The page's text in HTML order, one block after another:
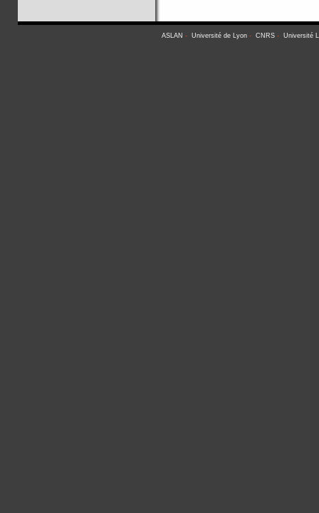
ASLAN - Université de Lyon- CNRS- Université